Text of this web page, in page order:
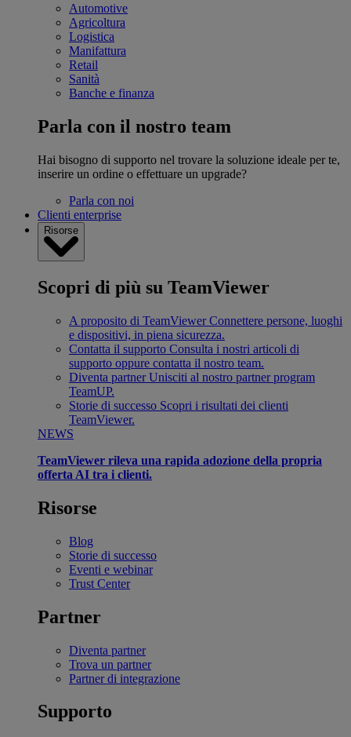
Automotive
Agricoltura
Logistica
Manifattura
Retail
Sanità
Banche e finanza
Parla con il nostro team
Hai bisogno di supporto nel trovare la soluzione ideale per te,
inserire un ordine o effettuare un upgrade?
Parla con noi
Clienti enterprise
Risorse
Scopri di più su TeamViewer
A proposito di TeamViewer Connettere persone, luoghi
e dispositivi, in piena sicurezza.
Contatta il supporto Consulta i nostri articoli di
supporto oppure contatta il nostro team.
Diventa partner Unisciti al nostro partner program
TeamUP.
Storie di successo Scopri i risultati dei clienti
TeamViewer.
NEWS
TeamViewer rileva una rapida adozione della propria
offerta AI tra i clienti.
Risorse
Blog
Storie di successo
Eventi e webinar
Trust Center
Partner
Diventa partner
Trova un partner
Partner di integrazione
Supporto